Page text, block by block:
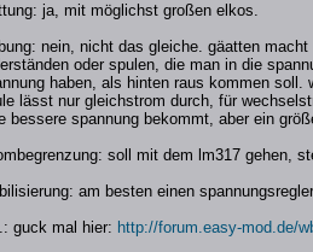
ja, mit möglichst großen elkos.
nein, nicht das gleiche. gäatten
oder spulen, die man in die
haben, als hinten raus kommen
lässt nur gleichstrom durch, für
bessere spannung bekommt, aber ein
soll mit dem lm317 gehen,
am besten einen
guck mal hier: http://forum.easy-mod.de/